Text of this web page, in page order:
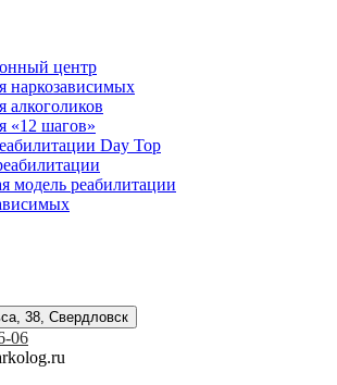
центр
наркозависимых
алкоголиков
«12 шагов»
Day Top
модель реабилитации
38, Свердловск
06